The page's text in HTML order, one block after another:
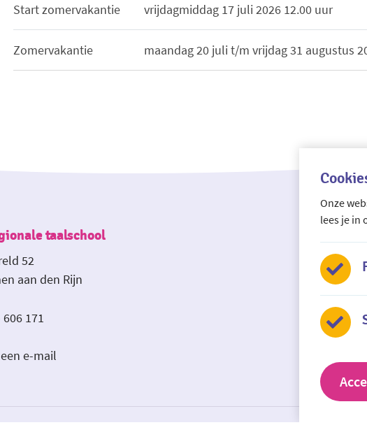
Start zomervakantie vrijdagmiddag 17 juli 2026 12.00 uur
Zomervakantie maandag 20 juli t/m vrijdag 31 augustus
taalschool
52
aan den Rijn
171
e-mail
Onze
lees je in